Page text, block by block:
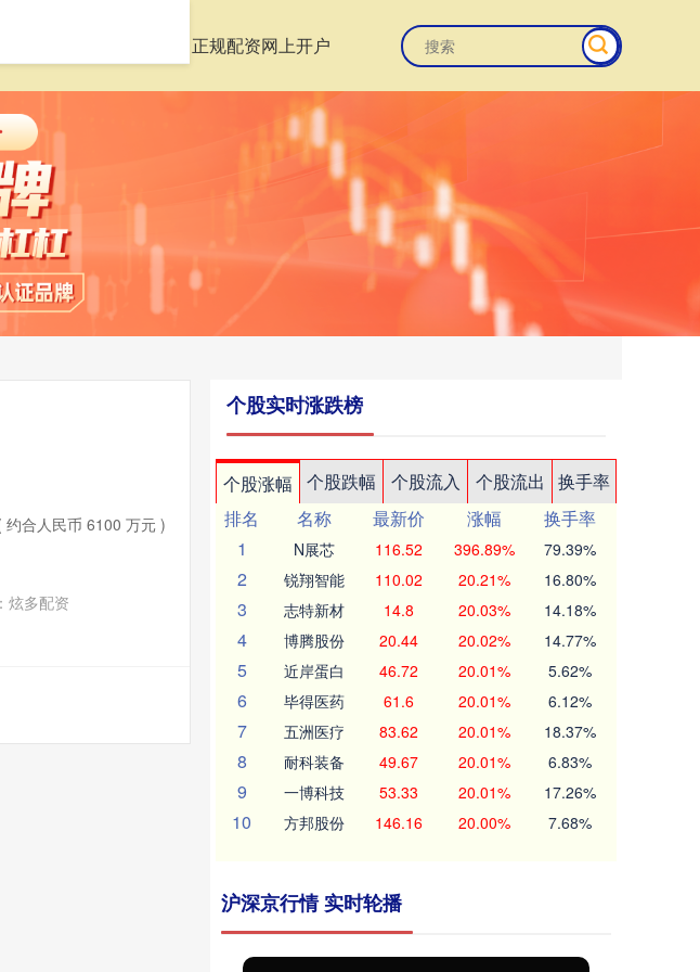
正规配资网上开户
合人民币 6100 万元 )
炫多配资
个股实时涨跌榜
个股涨幅 个股跌幅 个股流入 个股流出
换手率
排名
名称 最新价 涨幅
换手率
1
N展芯 116.52 396.89% 79.39%
2 锐翔智能 110.02 20.21% 16.80%
3 志特新材 14.8 20.03% 14.18%
4 博腾股份 20.44 20.02% 14.77%
5 近岸蛋白 46.72 20.01% 5.62%
6 毕得医药 61.6 20.01% 6.12%
7 五洲医疗 83.62 20.01% 18.37%
8 耐科装备 49.67 20.01% 6.83%
9 一博科技 53.33 20.01% 17.26%
10 方邦股份 146.16 20.00% 7.68%
沪深京行情 实时轮播